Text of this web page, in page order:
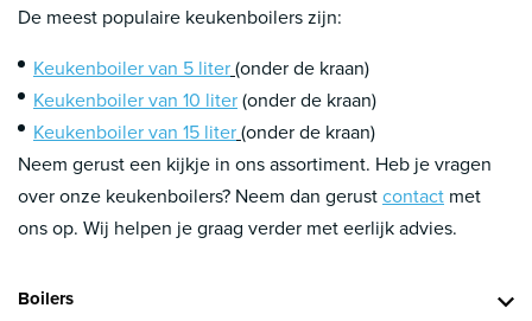
De meest populaire keukenboilers zijn:
Keukenboiler van 5 liter(onder de kraan)
Keukenboiler van 10 liter(onder de kraan)
Keukenboiler van 15 liter(onder de kraan)
Neem gerust een kijkje in ons assortiment. Heb je vragen
over onze keukenboilers? Neem dan gerustcontact met
ons op. Wij helpen je graag verder met eerlijk advies.
Boilers